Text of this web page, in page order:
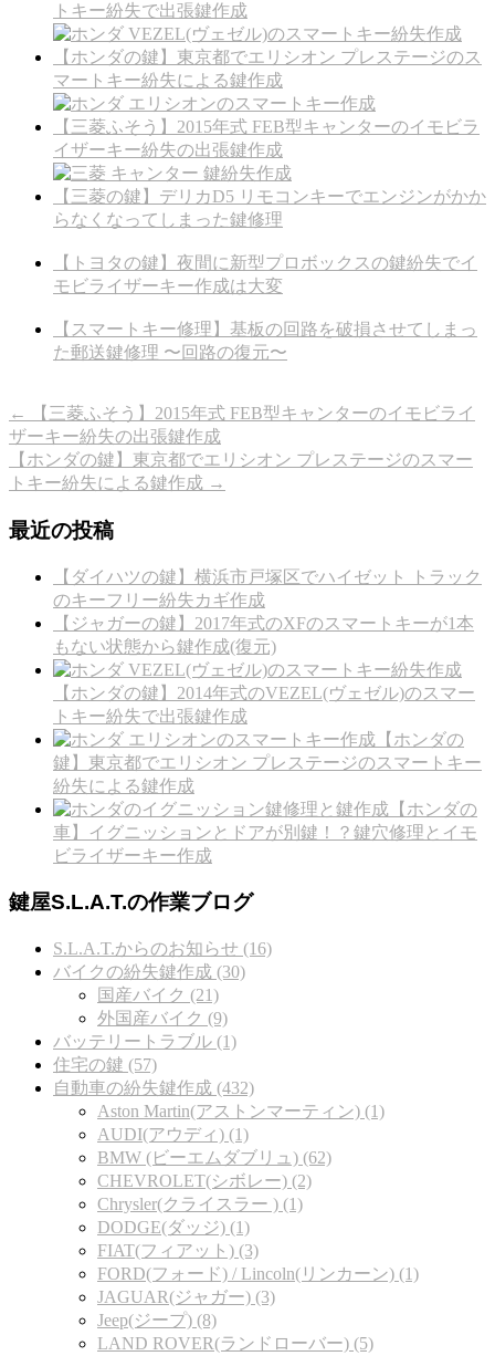
トキー紛失で出張鍵作成
【ホンダの鍵】東京都でエリシオン プレステージのス
マートキー紛失による鍵作成
【三菱ふそう】2015年式 FEB型キャンターのイモビラ
イザーキー紛失の出張鍵作成
【三菱の鍵】デリカD5 リモコンキーでエンジンがかか
らなくなってしまった鍵修理
【トヨタの鍵】夜間に新型プロボックスの鍵紛失でイ
モビライザーキー作成は大変
【スマートキー修理】基板の回路を破損させてしまっ
た郵送鍵修理 〜回路の復元〜
←
【三菱ふそう】2015年式 FEB型キャンターのイモビライ
ザーキー紛失の出張鍵作成
【ホンダの鍵】東京都でエリシオン プレステージのスマー
トキー紛失による鍵作成 →
最近の投稿
【ダイハツの鍵】横浜市戸塚区でハイゼット トラック
のキーフリー紛失カギ作成
【ジャガーの鍵】2017年式のXFのスマートキーが1本
もない状態から鍵作成(復元)
【ホンダの鍵】2014年式のVEZEL(ヴェゼル)のスマー
トキー紛失で出張鍵作成
【ホンダの
鍵】東京都でエリシオン プレステージのスマートキー
紛失による鍵作成
【ホンダの
車】イグニッションとドアが別鍵！？鍵穴修理とイモ
ビライザーキー作成
鍵屋S.L.A.T.の作業ブログ
S.L.A.T.からのお知らせ (16)
バイクの紛失鍵作成 (30)
国産バイク (21)
外国産バイク (9)
バッテリートラブル (1)
住宅の鍵 (57)
自動車の紛失鍵作成 (432)
Aston Martin(アストンマーティン) (1)
AUDI(アウディ) (1)
BMW (ビーエムダブリュ) (62)
CHEVROLET(シボレー) (2)
Chrysler(クライスラー ) (1)
DODGE(ダッジ) (1)
FIAT(フィアット) (3)
FORD(フォード) / Lincoln(リンカーン) (1)
JAGUAR(ジャガー) (3)
Jeep(ジープ) (8)
LAND ROVER(ランドローバー) (5)